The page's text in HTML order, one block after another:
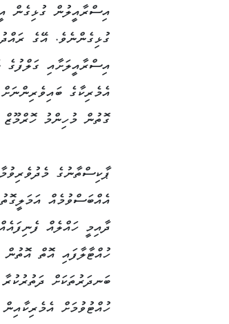
އިސްރާއީލުން ގުޅިގެން
ގުޅިގެންނެވެ. އޭގެ
އިސްރާއީލަށާއި ގަލްފުގެ
އެމެރިކާގެ
ގޮތުން މުހިންމު
އެއްބަސްވުމެއް
ދާއިމީ ހައްލެއް
ހުއްޓާލާފައި އޮތް
ބަނދަރުތަކަށް
ހުއްޓުވުމަށް